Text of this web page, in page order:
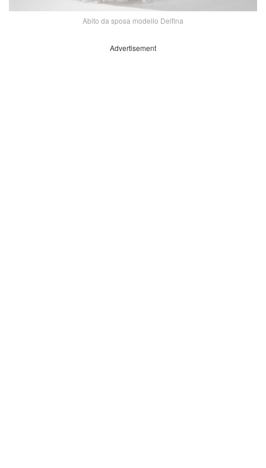
Abito da sposa modello Delfina
Advertisement